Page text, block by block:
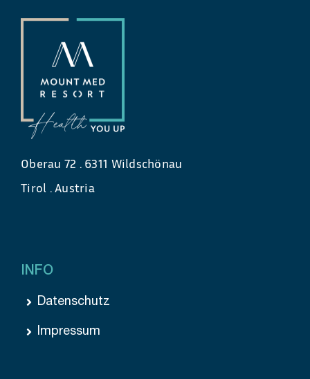
Oberau 72 . 6311 Wildschönau
Tirol . Austria
INFO
Datenschutz
Impressum